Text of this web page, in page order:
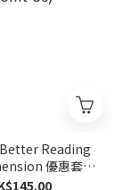
Better Reading
優惠套裝
Us)